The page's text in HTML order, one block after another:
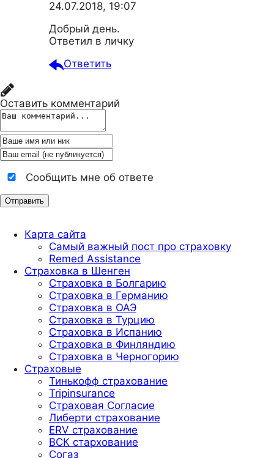
24.07.2018, 19:07
Добрый день.
Ответил в личку
Ответить
Оставить комментарий
Сообщить мне об ответе
Карта сайта
Самый важный пост про страховку
Remed Assistance
Страховка в Шенген
Страховка в Болгарию
Страховка в Германию
Страховка в ОАЭ
Страховка в Турцию
Страховка в Испанию
Страховка в Финляндию
Страховка в Черногорию
Страховые
Тинькофф страхование
Tripinsurance
Страховая Согласие
Либерти страхование
ERV страхование
ВСК стархование
Согаз